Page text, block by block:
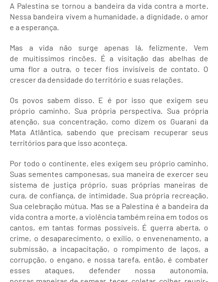
A Palestina se tornou a bandeira da vida contra a morte.
Nessa bandeira vivem a humanidade, a dignidade, o amor
e a esperança.
Mas a vida não surge apenas lá, felizmente. Vem
de muitíssimos rincões. É a visitação das abelhas de
uma flor a outra, o tecer fios invisíveis de contato. O
crescer da densidade do território e suas relações.
Os povos sabem disso. E é por isso que exigem seu
próprio caminho. Sua própria perspectiva. Sua própria
atenção, sua concentração, como dizem os Guarani da
Mata Atlântica, sabendo que precisam recuperar seus
territórios para que isso aconteça.
Por todo o continente, eles exigem seu próprio caminho.
Suas sementes camponesas, sua maneira de exercer seu
sistema de justiça próprio, suas próprias maneiras de
cura, de confiança, de intimidade. Sua própria recreação.
Sua celebração mútua. Mas se a Palestina é a bandeira da
vida contra a morte, a violência também reina em todos os
cantos, em tantas formas possíveis. É guerra aberta, o
crime, o desaparecimento, o exílio, o envenenamento, a
submissão, a incapacitação, o rompimento de laços, a
corrupção, o engano, e nossa tarefa, então, é combater
esses ataques, defender nossa autonomia,